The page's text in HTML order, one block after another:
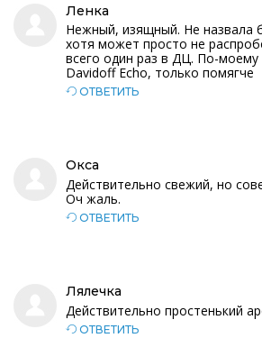
Ленка
Нежный, изящный. Не назвала
хотя может просто не
всего один раз в ДЦ. По-
Davidoff Echo, только помягче
ОТВЕТИТЬ
Окса
Действительно свежий, но
Оч жаль.
ОТВЕТИТЬ
Лялечка
Действительно простенький
ОТВЕТИТЬ